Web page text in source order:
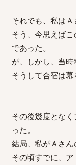
それでも、私は
そう、今思えば
であった。
が、しかし、当
そうして合宿は幕
その後幾度とな
った。
結局、私がＡさん
その頃すでに、